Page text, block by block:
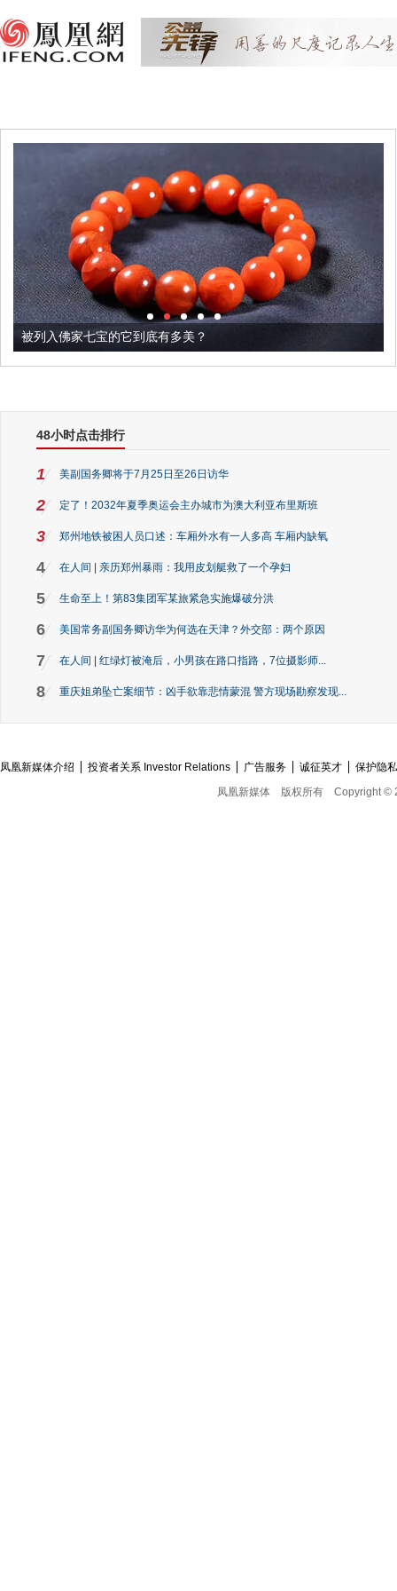
被列入佛家七宝的它到底有多美？
48小时点击排行
1 美副国务卿将于7月25日至26日访华
2 定了！2032年夏季奥运会主办城市为澳大利亚布里斯班
3 郑州地铁被困人员口述：车厢外水有一人多高 车厢内缺氧
4 在人间 | 亲历郑州暴雨：我用皮划艇救了一个孕妇
5 生命至上！第83集团军某旅紧急实施爆破分洪
6 美国常务副国务卿访华为何选在天津？外交部：两个原因
7 在人间 | 红绿灯被淹后，小男孩在路口指路，7位摄影师...
8 重庆姐弟坠亡案细节：凶手欲靠悲情蒙混 警方现场勘察发现...
凤凰新媒体介绍 投资者关系 Investor Relations 广告服务 诚征英才
保护隐
凤凰新媒体
版权所有 Copyright ©